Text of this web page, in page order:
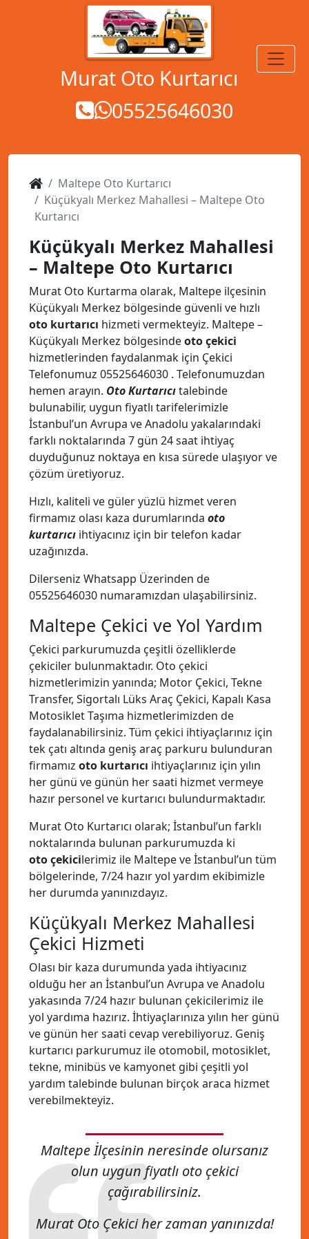
Murat Oto Kurtarıcı
05525646030
MENÜ
Maltepe Oto Kurtarıcı
Küçükyalı Merkez Mahallesi – Maltepe Oto
Kurtarıcı
Küçükyalı Merkez Mahallesi
– Maltepe Oto Kurtarıcı
Murat Oto Kurtarma olarak, Maltepe ilçesinin
Küçükyalı Merkez bölgesinde güvenli ve hızlı
oto kurtarıcı hizmeti vermekteyiz. Maltepe –
Küçükyalı Merkez bölgesindeoto çekici
hizmetlerinden faydalanmak için Çekici
Telefonumuz 05525646030 . Telefonumuzdan
hemen arayın. Oto Kurtarıcıtalebinde
bulunabilir, uygun fiyatlı tarifelerimizle
İstanbul’un Avrupa ve Anadolu yakalarındaki
farklı noktalarında 7 gün 24 saat ihtiyaç
duyduğunuz noktaya en kısa sürede ulaşıyor ve
çözüm üretiyoruz.
Hızlı, kaliteli ve güler yüzlü hizmet veren
firmamız olası kaza durumlarında oto
kurtarıcı ihtiyacınız için bir telefon kadar
uzağınızda.
Dilerseniz Whatsapp Üzerinden de
05525646030 numaramızdan ulaşabilirsiniz.
Maltepe Çekici ve Yol Yardım
Çekici parkurumuzda çeşitli özelliklerde
çekiciler bulunmaktadır. Oto çekici
hizmetlerimizin yanında; Motor Çekici, Tekne
Transfer, Sigortalı Lüks Araç Çekici, Kapalı Kasa
Motosiklet Taşıma hizmetlerimizden de
faydalanabilirsiniz. Tüm çekici ihtiyaçlarınız için
tek çatı altında geniş araç parkuru bulunduran
firmamız oto kurtarıcı ihtiyaçlarınız için yılın
her günü ve günün her saati hizmet vermeye
hazır personel ve kurtarıcı bulundurmaktadır.
Murat Oto Kurtarıcı olarak; İstanbul’un farklı
noktalarında bulunan parkurumuzda ki
oto çekicilerimiz ile Maltepe ve İstanbul’un tüm
bölgelerinde, 7/24 hazır yol yardım ekibimizle
her durumda yanınızdayız.
Küçükyalı Merkez Mahallesi
Çekici Hizmeti
Olası bir kaza durumunda yada ihtiyacınız
olduğu her an İstanbul’un Avrupa ve Anadolu
yakasında 7/24 hazır bulunan çekicilerimiz ile
yol yardıma hazırız. İhtiyaçlarınıza yılın her günü
ve günün her saati cevap verebiliyoruz. Geniş
kurtarıcı parkurumuz ile otomobil, motosiklet,
tekne, minibüs ve kamyonet gibi çeşitli yol
yardım talebinde bulunan birçok araca hizmet
verebilmekteyiz.
Maltepe İlçesinin neresinde olursanız
olun uygun fiyatlı oto çekici
çağırabilirsiniz.
Murat Oto Çekici her zaman yanınızda!